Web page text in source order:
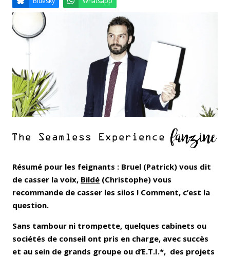
Facebook LinkedIn
Bluesky Whatsapp
Résumé pour les feignants : Bruel (Patrick) vous dit
de casser la voix, Bildé (Christophe) vous
recommande de casser les silos ! Comment, c’est la
question.
Sans tambour ni trompette, quelques cabinets ou
sociétés de conseil ont pris en charge, avec succès
et au sein de grands groupe ou d’E.T.I.*, des projets